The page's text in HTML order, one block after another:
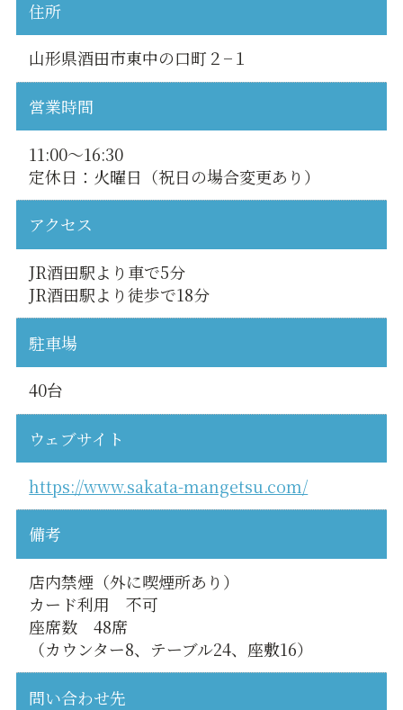
住所
山形県酒田市東中の口町２−１
営業時間
11:00〜16:30
定休日：火曜日（祝日の場合変更あり）
アクセス
JR酒田駅より車で5分
JR酒田駅より徒歩で18分
駐車場
40台
ウェブサイト
https://www.sakata-mangetsu.com/
備考
店内禁煙（外に喫煙所あり）
カード利用 不可
座席数 48席
（カウンター8、テーブル24、座敷16）
問い合わせ先